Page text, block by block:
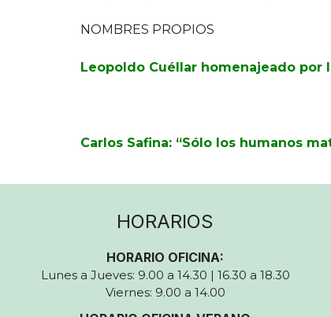
NOMBRES PROPIOS
Leopoldo Cuéllar homenajeado por
Carlos Safina: “Sólo los humanos
HORARIOS
HORARIO OFICINA:
Lunes a Jueves: 9.00 a 14.30 | 16.30 a 18.30
Viernes: 9.00 a 14.00